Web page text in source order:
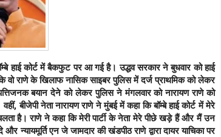
हाई कोर्ट में बैकफुट पर आ गई है। उद्धव सरकार ने बुधवार को हाई
वो राणे के खिलाफ नासिक साइबर पुलिस में दर्ज प्राथमिक को लेकर
बयान देने को लेकर पुलिस ने मंगलवार को नारायण राणे को
बीजेपी नेता नारायण राणे ने मुंबई में कहा कि बॉम्बे हाई कोर्ट में मेरे
है। राणे ने कहा कि मेरी पार्टी के नेता मेरे पीछे खड़े हैं और मैं उन
और न्यायमूर्ति एन जे जामदार की खंडपीठ राणे द्वारा दायर याचिका पर